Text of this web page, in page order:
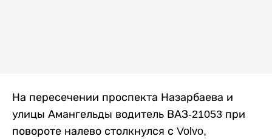
На пересечении проспекта Назарбаева и
улицы Амангельды водитель ВАЗ-21053 при
повороте налево столкнулся с Volvo,